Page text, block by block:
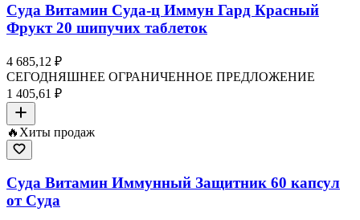
Суда Витамин Суда-ц Иммун Гард Красный
Фрукт 20 шипучих таблеток
4 685,12 ₽
СЕГОДНЯШНЕЕ ОГРАНИЧЕННОЕ ПРЕДЛОЖЕНИЕ
1 405,61 ₽
🔥 Хиты продаж
Суда Витамин Иммунный Защитник 60 капсул
от Суда